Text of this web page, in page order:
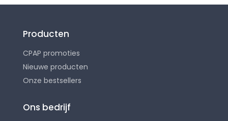
Producten
CPAP promoties
Nieuwe producten
Onze bestsellers
Ons bedrijf